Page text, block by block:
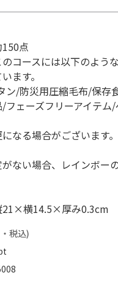
150点
のコースには以下のよう
ます。
ン/防災用圧縮毛布/保存
フェーズフリーアイテム
なる場合がございます
ない場合、レインボー
横14.5×厚み0.3cm
税込)